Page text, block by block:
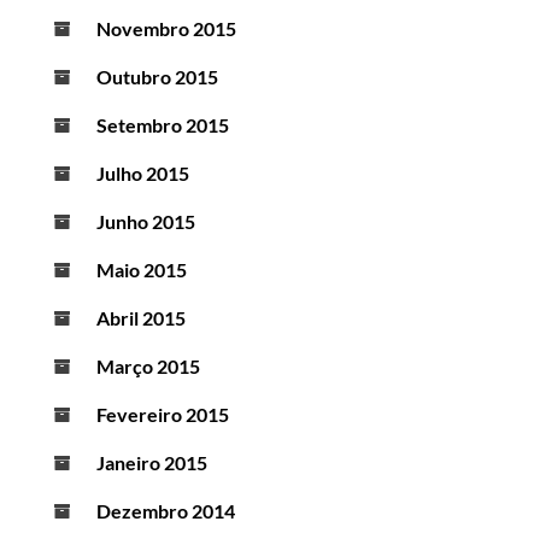
Novembro 2015
Outubro 2015
Setembro 2015
Julho 2015
Junho 2015
Maio 2015
Abril 2015
Março 2015
Fevereiro 2015
Janeiro 2015
Dezembro 2014